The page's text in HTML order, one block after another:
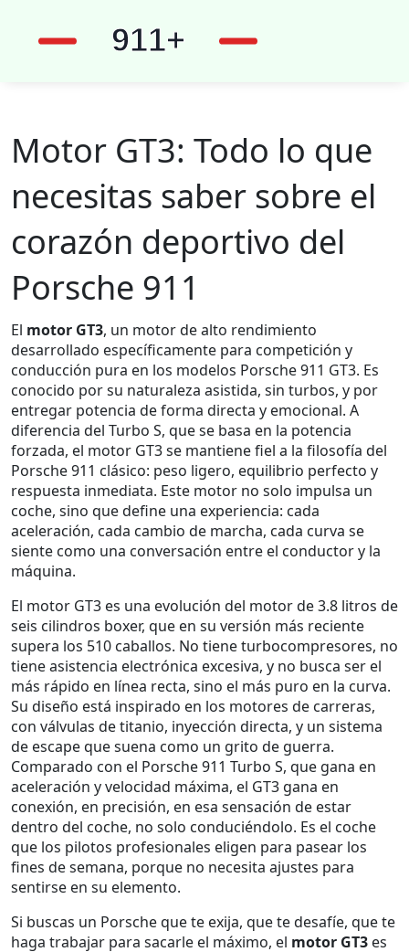
Motor GT3: Todo lo que
necesitas saber sobre el
corazón deportivo del
Porsche 911
El motor GT3, un motor de alto rendimiento
desarrollado específicamente para competición y
conducción pura en los modelos Porsche 911 GT3. Es
conocido por su naturaleza asistida, sin turbos, y por
entregar potencia de forma directa y emocional. A
diferencia del Turbo S, que se basa en la potencia
forzada, el motor GT3se mantiene fiel a la filosofía del
Porsche 911 clásico: peso ligero, equilibrio perfecto y
respuesta inmediata. Este motor no solo impulsa un
coche, sino que define una experiencia: cada
aceleración, cada cambio de marcha, cada curva se
siente como una conversación entre el conductor y la
máquina.
El motor GT3 es una evolución del motor de 3.8 litros de
seis cilindros boxer, que en su versión más reciente
supera los 510 caballos. No tiene turbocompresores, no
tiene asistencia electrónica excesiva, y no busca ser el
más rápido en línea recta, sino el más puro en la curva.
Su diseño está inspirado en los motores de carreras,
con válvulas de titanio, inyección directa, y un sistema
de escape que suena como un grito de guerra.
Comparado con el Porsche 911 Turbo S, que gana en
aceleración y velocidad máxima, el GT3 gana en
conexión, en precisión, en esa sensación de estar
dentro del coche, no solo conduciéndolo. Es el coche
que los pilotos profesionales eligen para pasear los
fines de semana, porque no necesita ajustes para
sentirse en su elemento.
Si buscas un Porsche que te exija, que te desafíe, que te
haga trabajar para sacarle el máximo, el motor GT3 es